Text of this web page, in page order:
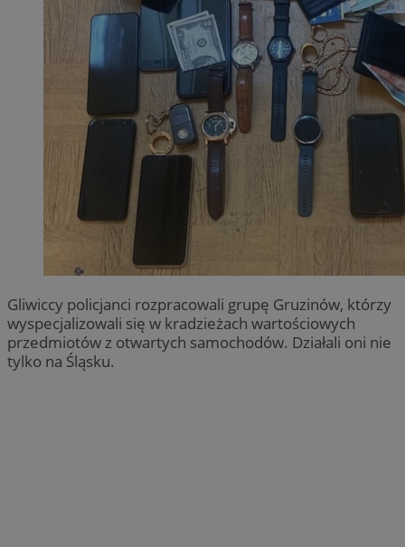
Gliwiccy policjanci rozpracowali grupę Gruzinów, którzy
wyspecjalizowali się w kradzieżach wartościowych
przedmiotów z otwartych samochodów. Działali oni nie
tylko na Śląsku.